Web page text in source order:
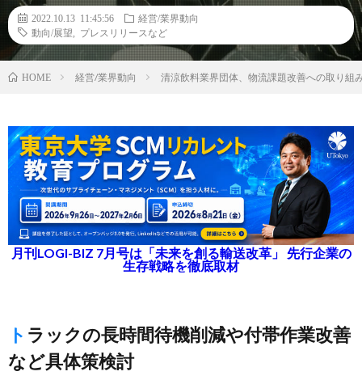
2022.10.13 11:45:56
経営/業界動向
動向/展望
プレスリリースなど
HOME 経営/業界動向 清涼飲料業界団体、物流課題改善への取り組
月刊LOGI-BIZ 7月号は「未来を創る輸送改革」 先行企業の
生存戦略を徹底取材
トラックの長時間待機削減や付帯作業改善
など具体策検討